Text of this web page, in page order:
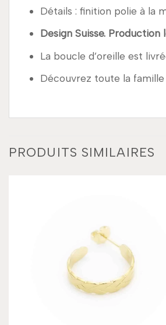
Détails : finition polie à la
Design Suisse. Production
La boucle d’oreille est
Découvrez toute la famille
PRODUITS SIMILAIRES